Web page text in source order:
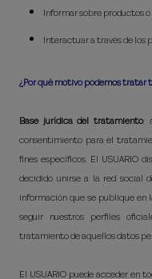
Informar sobre productos
Interactuar a través de los
¿Por qué motivo podemos tratar
Base jurídica del tratamiento:
consentimiento para el
fines específicos. El USUARIO
decidido unirse a la red social
información que se publique
seguir nuestros perfiles
tratamiento de aquellos datos
El USUARIO puede acceder en